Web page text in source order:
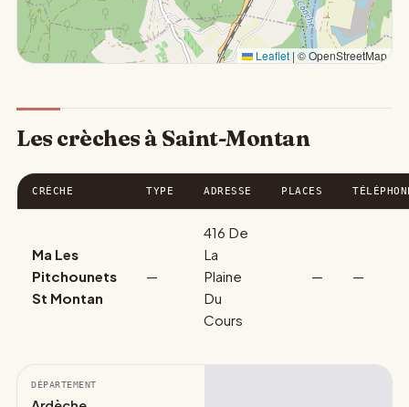
Leaflet |© OpenStreetMap
Les crèches à Saint-Montan
CRÈCHE TYPE ADRESSE PLACES
Ma Les
Pitchounets
St Montan
—
416 De
La
Plaine
Du
Cours
— —
DÉPARTEMENT